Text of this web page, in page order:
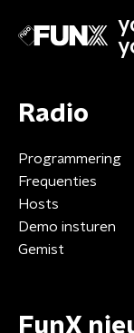
Radio
Programmering
Frequenties
Hosts
Demo insturen
Gemist
FunX